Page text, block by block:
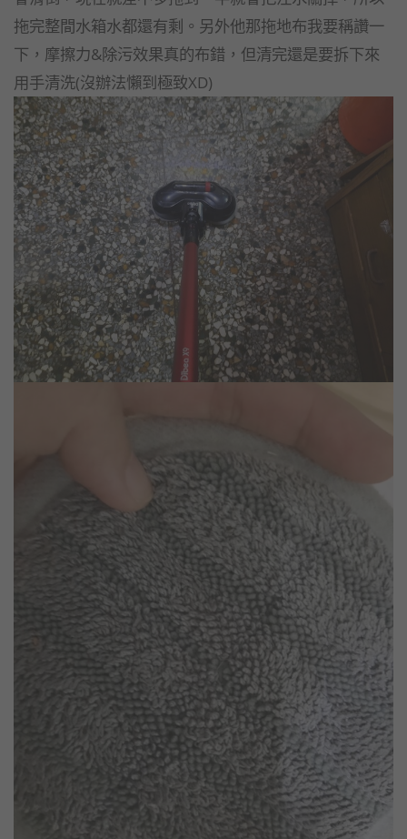
拖完整間水箱水都還有剩。另外他那拖地布我要稱讚一
下，摩擦力&除污效果真的布錯，但清完還是要拆下來
用手清洗(沒辦法懶到極致XD)